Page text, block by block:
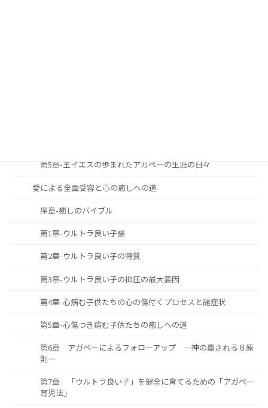
第5章-主イエスの歩まれたアガペーの生涯の日々
愛による全面受容と心の癒しへの道
序章-癒しのバイブル
第1章-ウルトラ良い子論
第2章-ウルトラ良い子の特質
第3章-ウルトラ良い子の抑圧の最大要因
第4章-心病む子供たちの心の傷付くプロセスと諸症状
第5章-心傷つき病む子供たちの癒しへの道
第6章 アガペーによるフォローアップ ―神の嘉される８原
則―
第7章 「ウルトラ良い子」を健全に育てるための「アガペー
育児法」